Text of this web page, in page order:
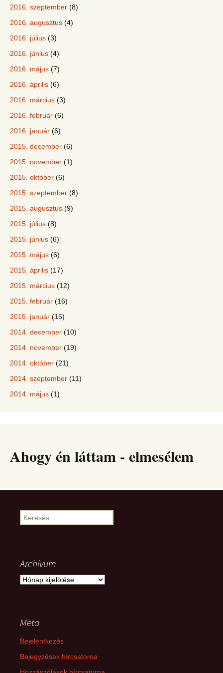
2016. szeptember (8)
2016. augusztus (4)
2016. július (3)
2016. június (4)
2016. május (7)
2016. április (6)
2016. március (3)
2016. február (6)
2016. január (6)
2015. december (6)
2015. november (1)
2015. október (6)
2015. szeptember (8)
2015. augusztus (9)
2015. július (8)
2015. június (6)
2015. május (6)
2015. április (17)
2015. március (12)
2015. február (16)
2015. január (15)
2014. december (10)
2014. november (19)
2014. október (21)
2014. szeptember (11)
2014. május (1)
Ahogy én láttam - elmesélem
Keresés:
Archívum
Archívum
Meta
Bejelentkezés
Bejegyzések hírcsatorna